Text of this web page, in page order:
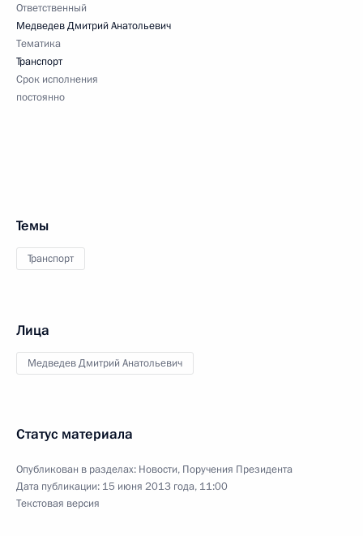
Ответственный
Медведев Дмитрий Анатольевич
Тематика
Транспорт
Срок исполнения
постоянно
Темы
Транспорт
Лица
Медведев Дмитрий Анатольевич
Статус материала
Опубликован в разделах: Новости, Поручения Президента
Дата публикации: 15 июня 2013 года, 11:00
Текстовая версия